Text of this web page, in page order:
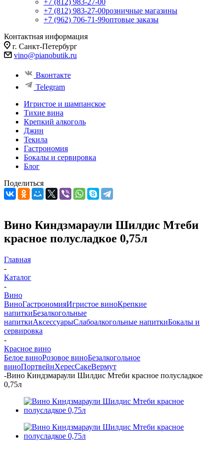
+7 (812) 983-27-00
+7 (812) 983-27-00розничные магазины
+7 (962) 706-71-99оптовые заказы
Контактная информация
г. Санкт-Петербург
vino@pianobutik.ru
Вконтакте
Telegram
Игристое и шампанское
Тихие вина
Крепкий алкоголь
Джин
Текила
Гастрономия
Бокалы и сервировка
Блог
Поделиться
Вино Киндзмараули Шилдис Мтеби
красное полусладкое 0,75л
Главная
-
Каталог
-
Вино
ВиноГастрономияИгристое виноКрепкие
напиткиБезалкогольные
напиткиАксессуарыСлабоалкогольные напиткиБокалы и
сервировка
-
Красное вино
Белое виноРозовое виноБезалкогольное
виноПортвейнХересСакеВермут
-Вино Киндзмараули Шилдис Мтеби красное полусладкое
0,75л